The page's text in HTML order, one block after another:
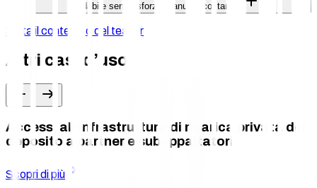
affidabile senza sforzo manuale costante?
Salta il contenuto del teaser
Altri casi d’uso
Accessi all’infrastruttura di ricarica privata del
deposito a partner e subappaltatori
Scopri di più